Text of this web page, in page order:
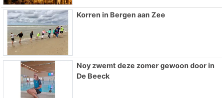
Korren in Bergen aan Zee
Noy zwemt deze zomer gewoon door in
De Beeck